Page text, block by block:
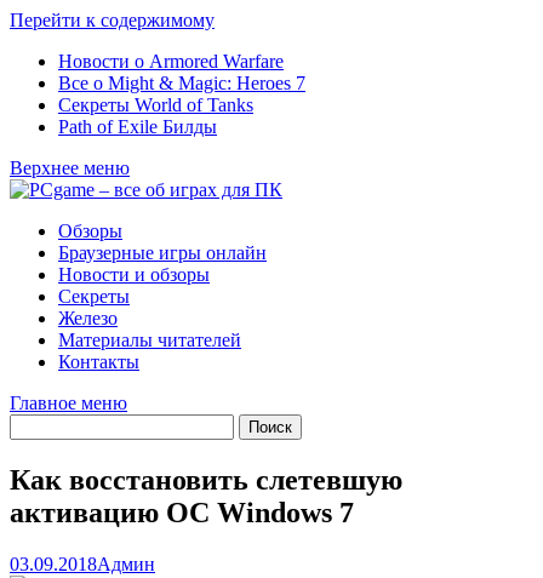
Перейти к содержимому
Новости о Armored Warfare
Все о Might & Magic: Heroes 7
Секреты World of Tanks
Path of Exile Билды
Верхнее меню
Обзоры
Браузерные игры онлайн
Новости и обзоры
Секреты
Железо
Материалы читателей
Контакты
Главное меню
Как восстановить слетевшую
активацию ОС Windows 7
03.09.2018Админ